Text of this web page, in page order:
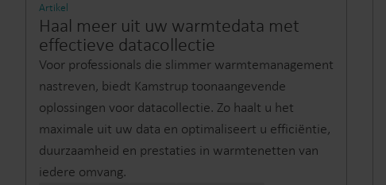
Artikel
Haal meer uit uw warmtedata met
effectieve datacollectie
Voor professionals die slimmer warmtemanagement
nastreven, biedt Kamstrup toonaangevende
oplossingen voor datacollectie. Zo haalt u het
maximale uit uw data en optimaliseert u efficiëntie,
duurzaamheid en prestaties in warmtenetten van
iedere omvang.